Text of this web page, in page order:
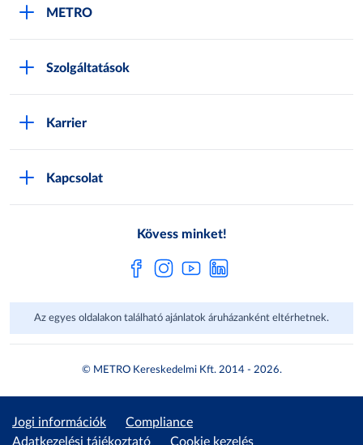
METRO
Szolgáltatások
Karrier
Kapcsolat
Kövess minket!
Az egyes oldalakon található ajánlatok áruházanként eltérhetnek.
© METRO Kereskedelmi Kft. 2014 - 2026.
Jogi információk
Compliance
Adatkezelési tájékoztató
Cookie kezelés